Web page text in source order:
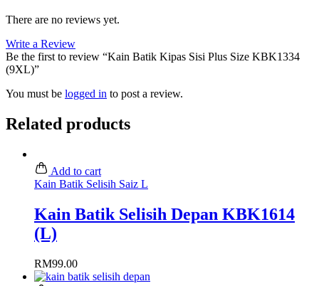
There are no reviews yet.
Write a Review
Be the first to review “Kain Batik Kipas Sisi Plus Size KBK1334
(9XL)”
You must be logged in to post a review.
Related products
Add to cart
Kain Batik Selisih Saiz L
Kain Batik Selisih Depan KBK1614
(L)
RM99.00